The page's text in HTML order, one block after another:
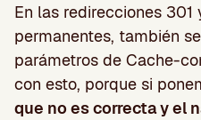
En las redirecciones 301
permanentes, también
parámetros de Cache-
con esto, porque si
que no es correcta y el